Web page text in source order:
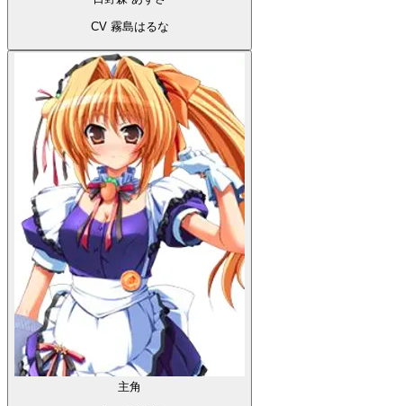
CV 霧島はるな
主角